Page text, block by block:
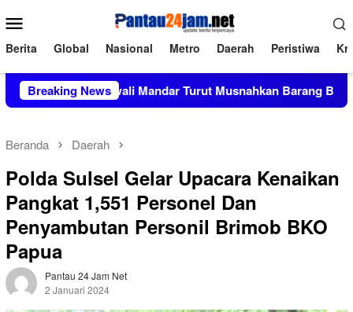
ke
kontenMobile
Berita Global Nasional Metro Daerah Peristiwa
Breaking News
Polewali Mandar Turut Musnahkan Barang Bukti Perkara
Beranda Daerah
Polda Sulsel Gelar Upacara Kenaikan
Pangkat 1,551 Personel Dan
Penyambutan Personil Brimob BKO
Papua
Pantau 24 Jam Net
2 Januari 2024